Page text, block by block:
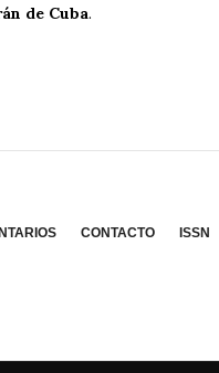
de Cuba.
CONTACTO ISSN